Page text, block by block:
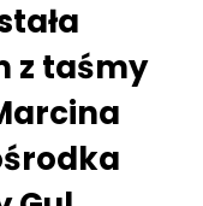
z taśmy